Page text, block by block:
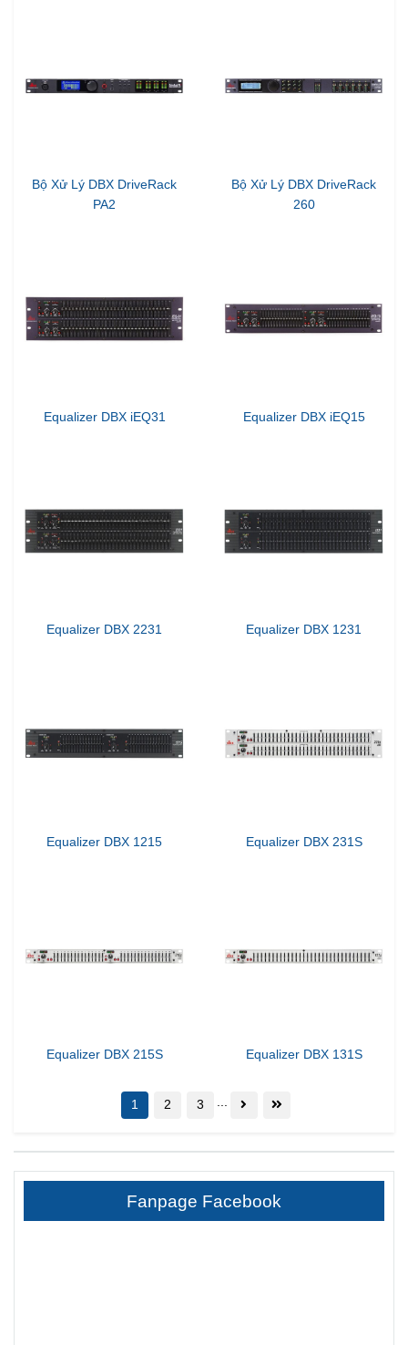
Bộ Xử Lý DBX DriveRack
PA2
Bộ Xử Lý DBX DriveRack
260
Equalizer DBX iEQ31 Equalizer DBX iEQ15
Equalizer DBX 2231 Equalizer DBX 1231
Equalizer DBX 1215 Equalizer DBX 231S
Equalizer DBX 215S Equalizer DBX 131S
1 2 3
Fanpage Facebook